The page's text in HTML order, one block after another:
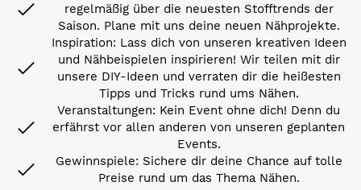
regelmäßig über die neuesten Stofftrends der
Saison. Plane mit uns deine neuen Nähprojekte.
Inspiration: Lass dich von unseren kreativen Ideen
und Nähbeispielen inspirieren! Wir teilen mit dir
unsere DIY-Ideen und verraten dir die heißesten
Tipps und Tricks rund ums Nähen.
Veranstaltungen: Kein Event ohne dich! Denn du
erfährst vor allen anderen von unseren geplanten
Events.
Gewinnspiele: Sichere dir deine Chance auf tolle
Preise rund um das Thema Nähen.